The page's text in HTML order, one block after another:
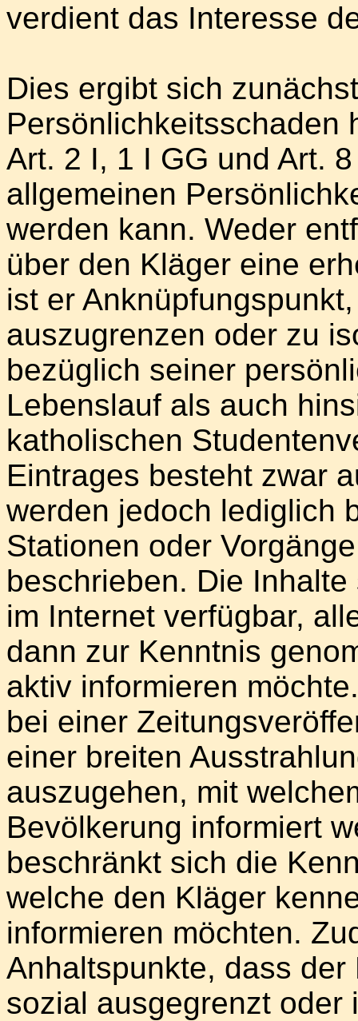
verdient das Interesse
Dies ergibt sich
Persönlichkeitsschaden
Art. 2 I, 1 I GG und Art.
allgemeinen
werden kann. Weder
über den Kläger eine
ist er
auszugrenzen oder zu
bezüglich seiner
Lebenslauf als auch
katholischen
Eintrages besteht zwar
werden jedoch lediglich
Stationen oder
beschrieben. Die
im Internet verfügbar,
dann zur Kenntnis
aktiv informieren
bei einer
einer breiten
auszugehen, mit
Bevölkerung informiert
beschränkt sich die
welche den Kläger
informieren möchten.
Anhaltspunkte, dass
sozial ausgegrenzt oder